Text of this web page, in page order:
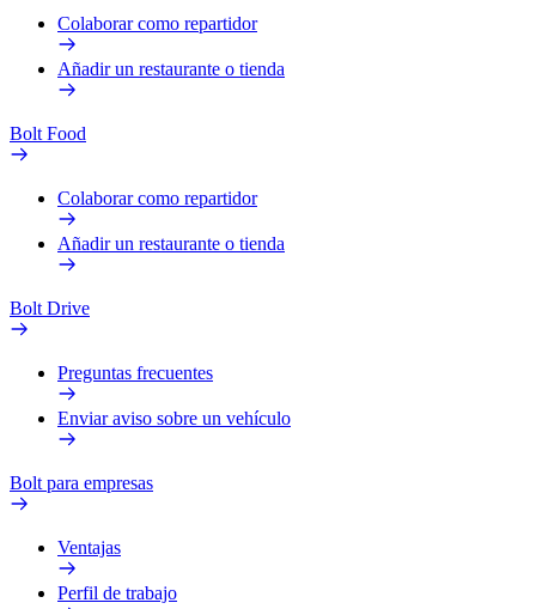
Colaborar como repartidor
Añadir un restaurante o tienda
Bolt Food
Colaborar como repartidor
Añadir un restaurante o tienda
Bolt Drive
Preguntas frecuentes
Enviar aviso sobre un vehículo
Bolt para empresas
Ventajas
Perfil de trabajo